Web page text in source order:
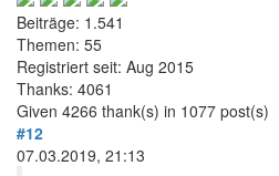
Beiträge: 1.541
Themen: 55
Registriert seit: Aug 2015
Thanks: 4061
Given 4266 thank(s) in 1077 post(s)
#12
07.03.2019, 21:13